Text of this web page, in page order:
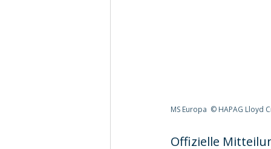
MS Europa  © HAPAG Lloyd
Offizielle